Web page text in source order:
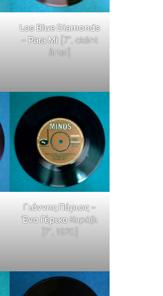
Los Blue Diamonds
–Para Mi [7″, okänt
årtal]
Γιάννης Πάριος –
Ένα ΓέρικοΚαράβι
[7″, 1970]